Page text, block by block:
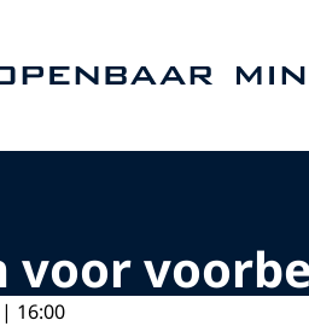
voor
16:00